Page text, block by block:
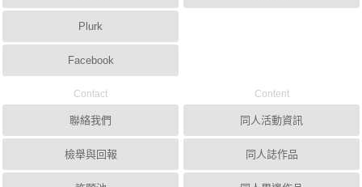
Plurk
Facebook
Contact
聯絡我們
檢舉與回報
Content
同人活動資訊
同人誌作品